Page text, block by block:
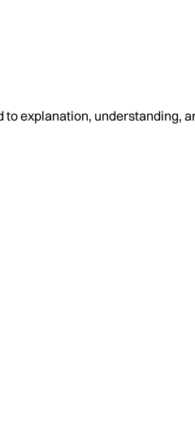
explanation, understanding,